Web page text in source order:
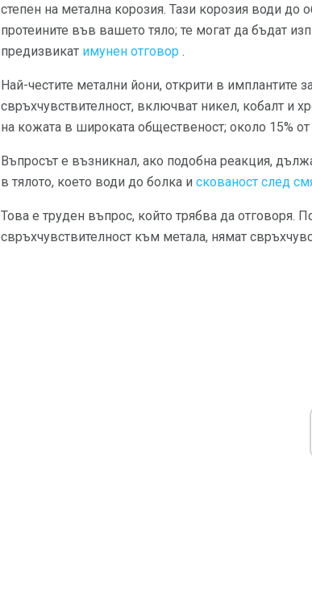
степен на метална корозия. Тази корозия води до
протеините във вашето тяло; те могат да бъдат
предизвикат имунен отговор .
Най-честите метални йони, открити в имплантите
свръхчувствителност, включват никел, кобалт и
на кожата в широката общественост; около 15%
Въпросът е възникнал, ако подобна реакция,
в тялото, което води до болка и скованост след
Това е труден въпрос, който трябва да отговоря.
свръхчувствителност към метала, нямат